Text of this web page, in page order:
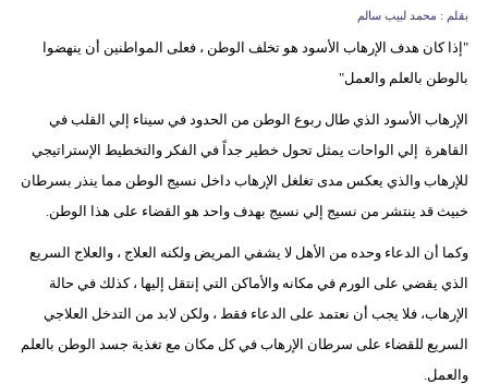
بقلم : محمد لبيب سالم
"إذا كان هدف الإرهاب الأسود هو تخلف الوطن ، فعلى المواطنين أن ينهضوا
بالوطن بالعلم والعمل"
الإرهاب الأسود الذي طال ربوع الوطن من الحدود في سيناء إلي القلب في
القاهرة إلي الواحات يمثل تحول خطير جداً في الفكر والتخطيط الإستراتيجي
للإرهاب والذي يعكس مدى تغلغل الإرهاب داخل نسيج الوطن مما ينذر بسرطان
خبيث قد ينتشر من نسيج إلي نسيج بهدف واحد هو القضاء على هذا الوطن.
وكما أن الدعاء وحده من الأهل لا يشفي المريض ولكنه العلاج ، والعلاج السريع
الذي يقضي على الورم في مكانه والأماكن التي إنتقل إليها ، كذلك في حالة
الإرهاب، فلا يجب أن نعتمد على الدعاء فقط ، ولكن لابد من التدخل العلاجي
السريع للقضاء على سرطان الإرهاب في كل مكان مع تغذية جسد الوطن بالعلم
والعمل.